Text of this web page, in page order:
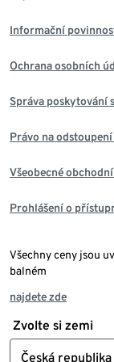
Informační
Ochrana osobních
Správa poskytování
Právo na
Všeobecné
Prohlášení o
Všechny ceny jsou
balném
najdete zde
Zvolte si zemi
Česká republika